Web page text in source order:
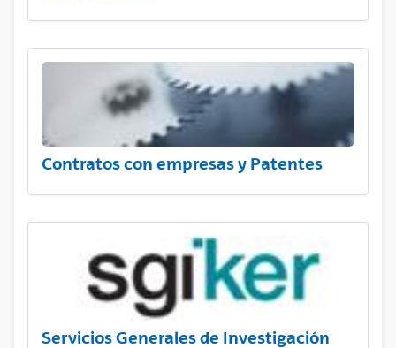
Contratos con empresas y Patentes
Servicios Generales de Investigación